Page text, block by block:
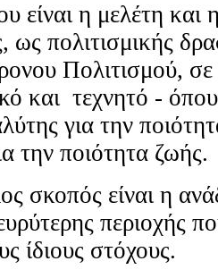
είναι η μελέτη και
ως πολιτισμικής
Πολιτισμού,
και τεχνητό -
για την
την ποιότητα ζωής.
σκοπός είναι η
περιοχής
ίδιους στόχους.